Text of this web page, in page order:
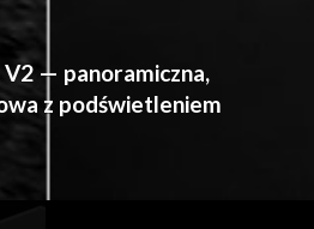
— panoramiczna,
z podświetleniem